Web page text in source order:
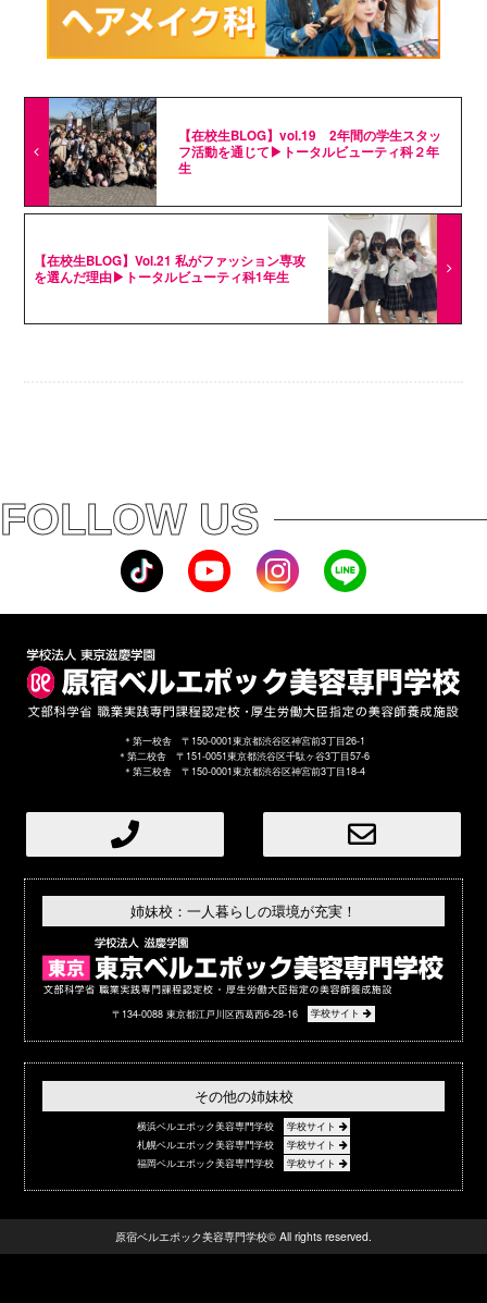
【在校生BLOG】vol.19 2年間の学生スタッ
フ活動を通じて▶トータルビューティ科２年
生
【在校生BLOG】Vol.21 私がファッション専攻
を選んだ理由▶トータルビューティ科1年生
FOLLOW US
＊第一校舎 〒150-0001東京都渋谷区神宮前3丁目26-1
＊第二校舎 〒151-0051東京都渋谷区千駄ヶ谷3丁目57-6
＊第三校舎 〒150-0001東京都渋谷区神宮前3丁目18-4
姉妹校：一人暮らしの環境が充実！
〒134-0088 東京都江戸川区西葛西6-28-16 学校サイト
その他の姉妹校
横浜ベルエポック美容専門学校
学校サイト
札幌ベルエポック美容専門学校
学校サイト
福岡ベルエポック美容専門学校
学校サイト
原宿ベルエポック美容専門学校© All rights reserved.